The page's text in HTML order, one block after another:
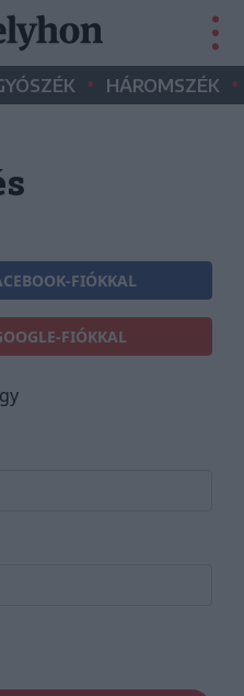
• HÁROMSZÉK •
FIÓKKAL
FIÓKKAL